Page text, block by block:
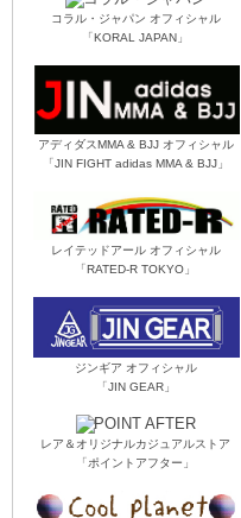
コラル・ジャパン オフィシャル
「KORAL JAPAN」
アディダスMMA & BJJ オフィシャル
「JIN FIGHT adidas MMA & BJJ」
レイテッドアール オフィシャル
「RATED-R TOKYO」
ジンギア オフィシャル
「JIN GEAR」
レア＆オリジナルカジュアルストア
「ポイントアフター」